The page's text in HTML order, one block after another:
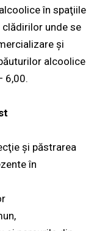
în spaţiile
unde se
şi
alcoolice
6,00.
şi păstrarea
în